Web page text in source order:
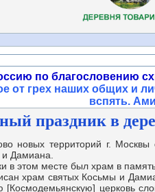
по благословению
от грех наших общих и
вспять.
праздник в
территорий г. Москвы
Дамиана.
этом месте был храм в память
храм святых Косьмы и
[Космодемьянскую] церковь